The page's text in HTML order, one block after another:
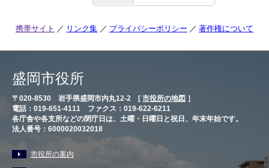
携帯サイト リンク集 プライバシーポリシー 著作権について
盛岡市役所
〒020-8530 岩手県盛岡市内丸12-2 [ 市役所の地図 ］
電話：019-651-4111 ファクス：019-622-6211
各庁舎や各支所などの閉庁日は、土曜・日曜日と祝日、年末年始です。
法人番号：6000020032018
市役所の案内